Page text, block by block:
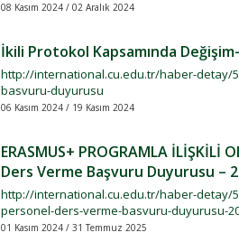
08 Kasım 2024 / 02 Aralık 2024
İkili Protokol Kapsamında
http://international.cu.edu.tr/haber-detay/
basvuru-duyurusu
06 Kasım 2024 / 19 Kasım 2024
ERASMUS+ PROGRAMLA İLİŞKİLİ
Ders Verme Başvuru Duyurusu –
http://international.cu.edu.tr/haber-detay/
personel-ders-verme-basvuru-duyurusu-
01 Kasım 2024 / 31 Temmuz 2025